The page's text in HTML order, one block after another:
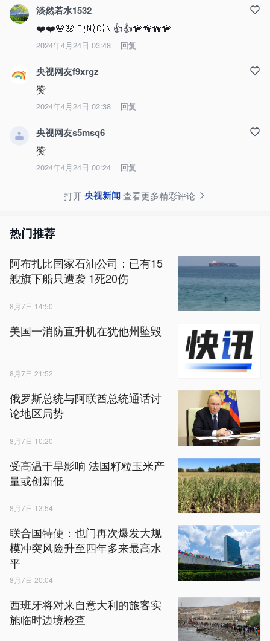
淡然若水1532
❤️❤️🌸🌸🇨🇳🇨🇳👍👍🦮🦮🦮🦮
2024年4月24日 03:48 回复
央视网友f9xrgz
赞
2024年4月24日 02:38 回复
央视网友s5msq6
赞
2024年4月24日 00:24 回复
打开央视新闻查看更多精彩评论
热门推荐
阿布扎比国家石油公司：已有15
艘旗下船只遭袭 1死20伤
8月7日 14:50
美国一消防直升机在犹他州坠毁
8月7日 21:52
俄罗斯总统与阿联酋总统通话讨
论地区局势
8月7日 10:20
受高温干旱影响 法国籽粒玉米产
量或创新低
8月7日 13:54
联合国特使：也门再次爆发大规
模冲突风险升至四年多来最高水
平
8月7日 20:04
西班牙将对来自意大利的旅客实
施临时边境检查